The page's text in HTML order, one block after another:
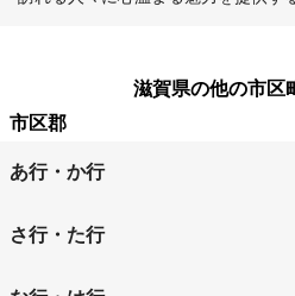
滋賀県の他の市区
市区郡
あ行・か行
犬上郡甲良町
犬上郡豊郷町
さ行・た行